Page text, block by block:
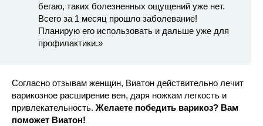
бегаю, таких болезненных ощущений уже нет.
Всего за 1 месяц прошло заболевание!
Планирую его использовать и дальше уже для
профилактики.»
Согласно отзывам женщин, Виатон действительно лечит
варикозное расширение вен, даря ножкам легкость и
привлекательность. Желаете победить варикоз? Вам
поможет Виатон!